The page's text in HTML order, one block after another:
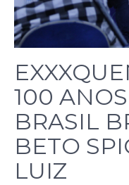
100
BRASIL
BETO
LUIZ